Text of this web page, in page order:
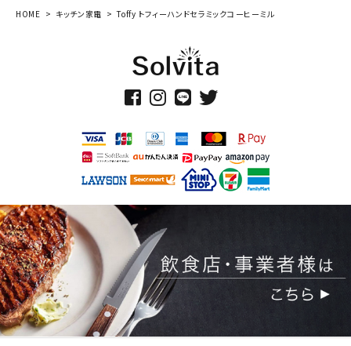
HOME キッチン家電 Toffy トフィーハンドセラミックコーヒーミル